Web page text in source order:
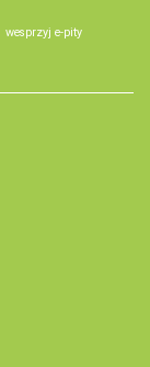
wesprzyj e-pity